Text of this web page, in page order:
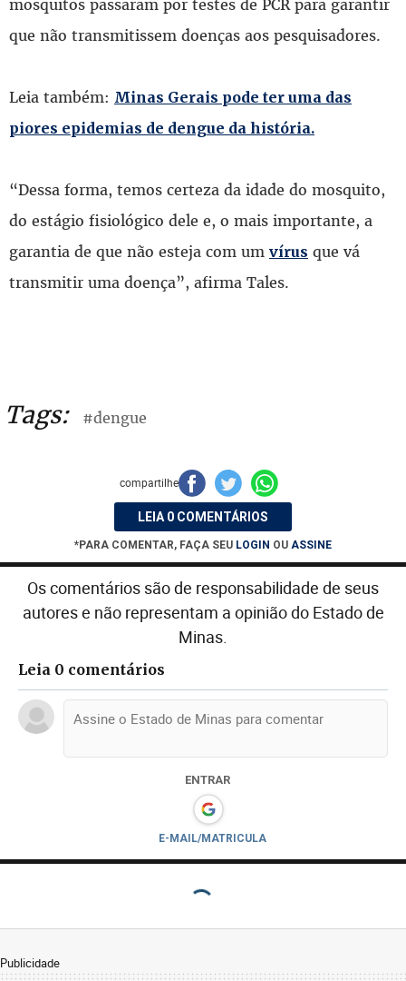
mosquitos passaram por testes de PCR para garantir
que não transmitissem doenças aos pesquisadores.
Leia também: Minas Gerais pode ter uma das
piores epidemias de dengue da história.
“Dessa forma, temos certeza da idade do mosquito,
do estágio fisiológico dele e, o mais importante, a
garantia de que não esteja com um vírus que vá
transmitir uma doença”, afirma Tales.
Tags: #dengue
compartilhe
LEIA 0 COMENTÁRIOS
*PARA COMENTAR, FAÇA SEU LOGIN OU ASSINE
Os comentários são de responsabilidade de seus
autores e não representam a opinião do Estado de
Minas.
Leia 0 comentários
ENTRAR
E-MAIL/MATRICULA
Publicidade